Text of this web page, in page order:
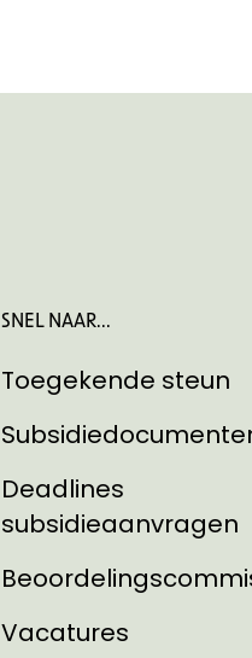
SNEL NAAR...
Toegekende steun
Deadlines
subsidieaanvragen
Vacatures